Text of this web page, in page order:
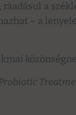
a
– a